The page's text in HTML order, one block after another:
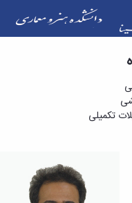
- دانشکده هنر و
تکمیلی